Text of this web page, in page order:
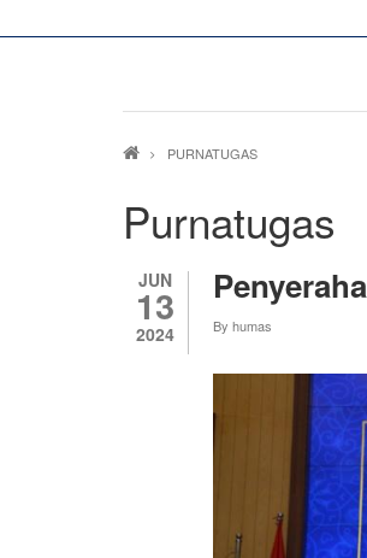
Breadcrumb
PURNATUGAS
Purnatugas
JUN
13
2024 By humas